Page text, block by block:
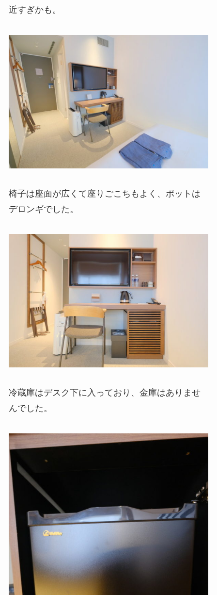
近すぎかも。
椅子は座面が広くて座りごこちもよく、ポットは
デロンギでした。
冷蔵庫はデスク下に入っており、金庫はありませ
んでした。